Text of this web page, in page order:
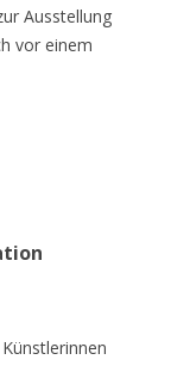
Ausstellung
vor einem